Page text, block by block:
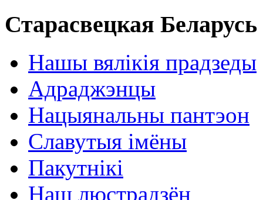
Старасвецкая Беларусь
Нашы вялікія прадзеды
Адраджэнцы
Нацыянальны пантэон
Славутыя імёны
Пакутнікі
Наш люстрадзён